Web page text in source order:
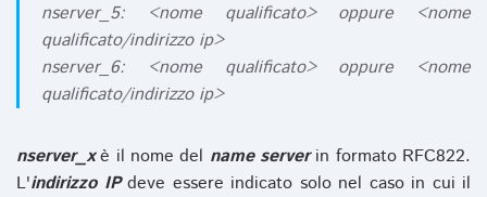
nserver_5: <nome qualificato> oppure <nome
qualificato/indirizzo ip>
nserver_6: <nome qualificato> oppure <nome
qualificato/indirizzo ip>
nserver_xè il nome del name serverin formato RFC822.
L'indirizzo IPdeve essere indicato solo nel caso in cui il